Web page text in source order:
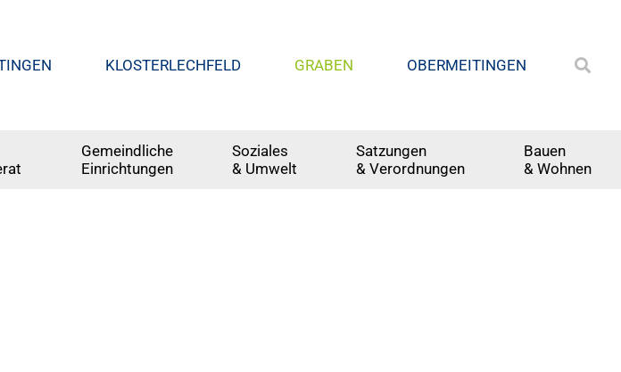
KLOSTERLECHFELD GRABEN OBERMEITINGEN
Gemeindliche
Einrichtungen
Soziales
& Umwelt
Satzungen
& Verordnungen
Bauen
& Wohnen